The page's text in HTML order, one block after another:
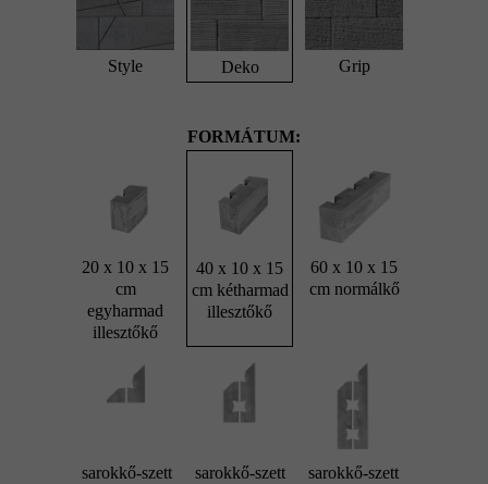
Style Deko Grip
FORMÁTUM:
20 x 10 x 15
cm
egyharmad
illesztőkő
40 x 10 x 15
cm kétharmad
illesztőkő
60 x 10 x 15
cm normálkő
sarokkő-szett
sarokkő-szett
sarokkő-szett